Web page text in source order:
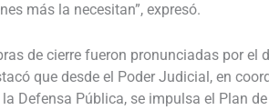
más la necesitan”, expresó.
de cierre fueron pronunciadas por el
que desde el Poder Judicial, en
Defensa Pública, se impulsa el Plan